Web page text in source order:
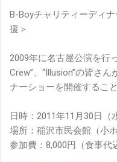
B-Boyチャリティーディ
援＞
2009年に名古屋公演を行
Crew”、“Illusion”の皆さ
ナーショーを開催するこ
日時：2011年11月30日（
場所：稲沢市民会館（小ホ
参加費：8,000円（食事代